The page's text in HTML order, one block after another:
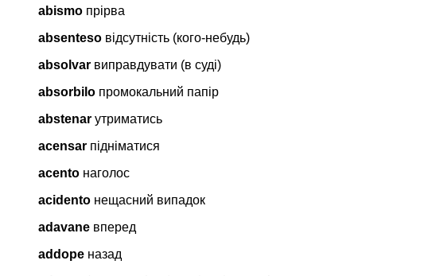
abismo прірва
absenteso відсутність (кого-небудь)
absolvar виправдувати (в суді)
absorbilo промокальний папір
abstenar утриматись
acensar підніматися
acento наголос
acidento нещасний випадок
adavane вперед
addope назад